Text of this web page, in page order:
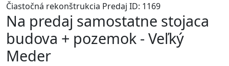
Čiastočná rekonštrukcia Predaj ID: 1169
Na predaj samostatne stojaca
budova + pozemok - Veľký
Meder